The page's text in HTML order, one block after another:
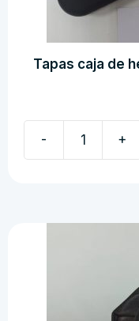
Tapas caja de
- +